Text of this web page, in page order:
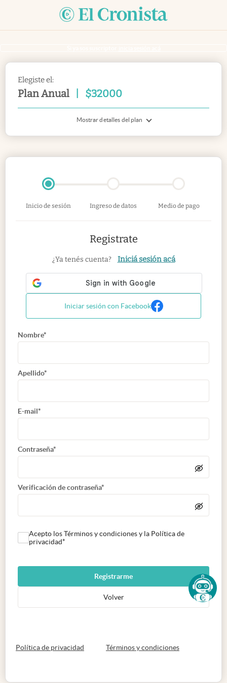
Elegiste el:
Plan Anual $32000
Mostrar detalles del plan
Inicio de sesión Ingreso de datos Medio de pago
Registrate
¿Ya tenés cuenta? Iniciá sesión acá
Iniciar sesión con Facebook
Nombre*
Apellido*
E-mail*
Contraseña*
Verificación de contraseña*
Acepto los Términos y condiciones y la Política de
privacidad*
Registrarme
Volver
Política de privacidad abre en nueva pestaña
Términos y condicionesabre en nueva